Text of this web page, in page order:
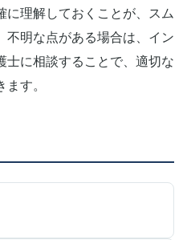
に理解しておくことが、スム
不明な点がある場合は、イン
士に相談することで、適切な
す。